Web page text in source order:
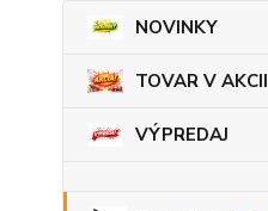
NOVINKY
TOVAR V AKCII
VÝPREDAJ